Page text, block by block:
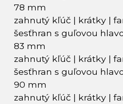
78 mm
zahnutý kľúč | krátky |
šesťhran s guľovou
83 mm
zahnutý kľúč | krátky |
šesťhran s guľovou
90 mm
zahnutý kľúč | krátky |